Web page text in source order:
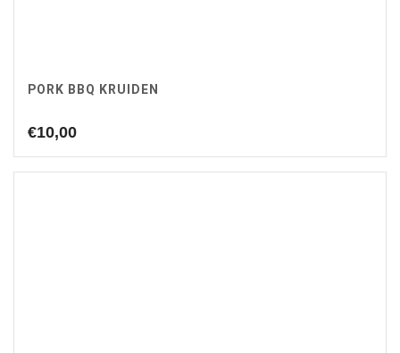
PORK BBQ KRUIDEN
€10,00